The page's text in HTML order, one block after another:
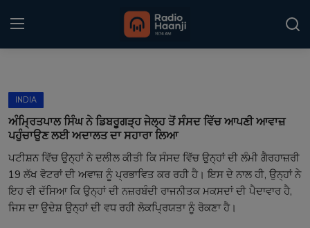
Home
Punjabi Podcast
Kitaab Kahani
Gallery
INDIA
ਅੰਮ੍ਰਿਤਪਾਲ ਸਿੰਘ ਨੇ ਡਿਬਰੂਗੜ੍ਹ ਜੇਲ੍ਹ ਤੋਂ ਸੰਸਦ ਵਿੱਚ ਆਪਣੀ ਆਵਾਜ਼
ਪਹੁੰਚਾਉਣ ਲਈ ਅਦਾਲਤ ਦਾ ਸਹਾਰਾ ਲਿਆ
ਪਟੀਸ਼ਨ ਵਿੱਚ ਉਨ੍ਹਾਂ ਨੇ ਦਲੀਲ ਕੀਤੀ ਕਿ ਸੰਸਦ ਵਿੱਚ ਉਨ੍ਹਾਂ ਦੀ ਲੰਮੀ ਗੈਰਹਾਜ਼ਰੀ
19 ਲੱਖ ਵੋਟਰਾਂ ਦੀ ਅਵਾਜ਼ ਨੂੰ ਪ੍ਰਭਾਵਿਤ ਕਰ ਰਹੀ ਹੈ। ਇਸ ਦੇ ਨਾਲ ਹੀ, ਉਨ੍ਹਾਂ ਨੇ
ਇਹ ਵੀ ਦੱਸਿਆ ਕਿ ਉਨ੍ਹਾਂ ਦੀ ਨਜ਼ਰਬੰਦੀ ਰਾਜਨੀਤਕ ਮਕਸਦਾਂ ਦੀ ਪੈਦਾਵਾਰ ਹੈ,
ਜਿਸ ਦਾ ਉਦੇਸ਼ ਉਨ੍ਹਾਂ ਦੀ ਵਧ ਰਹੀ ਲੋਕਪ੍ਰਿਯਤਾ ਨੂੰ ਰੋਕਣਾ ਹੈ।